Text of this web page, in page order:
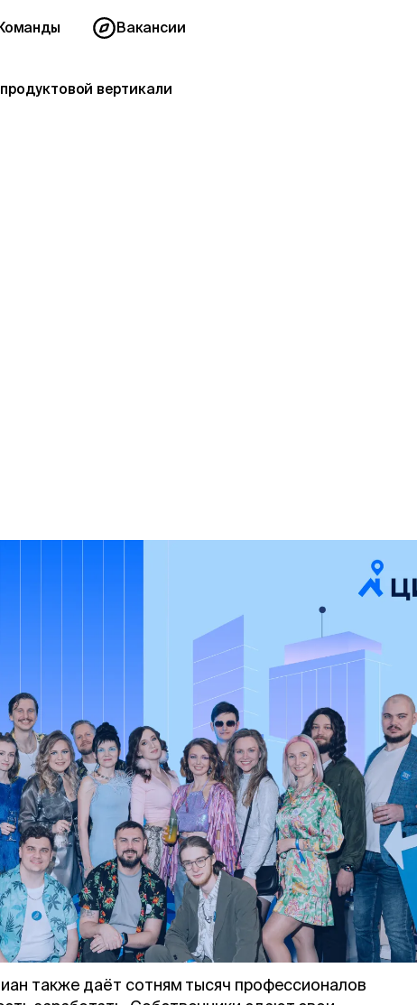
Вакансии
вертикали
вертикали
Ульяновск Подгорица Новосибирск
Воронеж
Москва Чиангмай
продукт — это сайтcian.ruи мобильное
сдать, продать недвижимость, провести
ипотеку, а также узнать полезную
по любому вопросу, связанному с жильём.
20 млн уникальных пользователей и
собственников и агентств недвижимости.
также даёт сотням тысяч профессионалов